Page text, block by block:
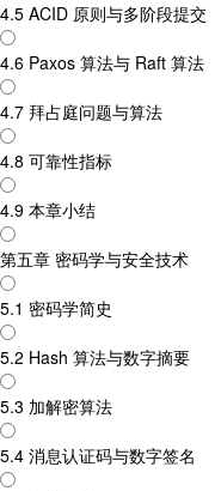
4.5 ACID 原则与多阶段提交
4.6 Paxos 算法与 Raft 算法
4.7 拜占庭问题与算法
4.8 可靠性指标
4.9 本章小结
第五章 密码学与安全技术
5.1 密码学简史
5.2 Hash 算法与数字摘要
5.3 加解密算法
5.4 消息认证码与数字签名